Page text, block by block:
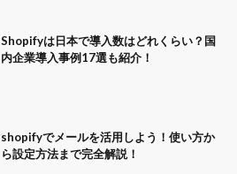
Shopifyは日本で導入数はどれくらい？国
内企業導入事例17選も紹介！
shopifyでメールを活用しよう！使い方か
ら設定方法まで完全解説！